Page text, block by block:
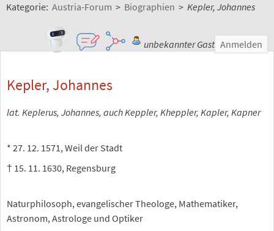
Kategorie: Austria-Forum > Biographien > Kepler, Johannes
unbekannter Gast Anmelden
Kepler, Johannes
lat. Keplerus, Johannes, auch Keppler, Kheppler, Kapler, Kapner
* 27. 12. 1571, Weil der Stadt
† 15. 11. 1630, Regensburg
Naturphilosoph, evangelischer Theologe, Mathematiker,
Astronom, Astrologe und Optiker